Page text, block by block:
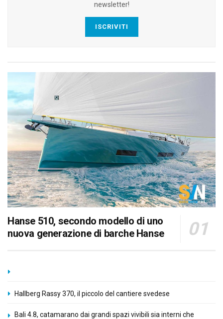
newsletter!
ISCRIVITI
Hanse 510, secondo modello di uno
nuova generazione di barche Hanse
Hallberg Rassy 370, il piccolo del cantiere svedese
Bali 4.8, catamarano dai grandi spazi vivibili sia interni che